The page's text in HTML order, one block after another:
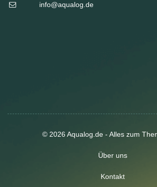
info@aqualog.de
© 2026 Aqualog.de - Alles zum
Über uns
Kontakt